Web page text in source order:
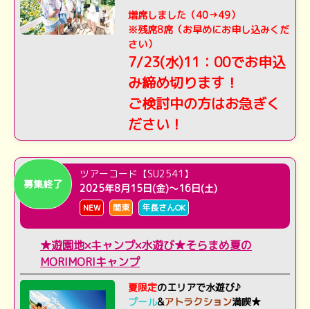
増席しました（40→49）
※残席8席（お早めにお申し込みくだ
さい）
7/23(水)11：00でお申込
み締め切ります！
ご検討中の方はお急ぎく
ださい！
募集終了
ツアーコード【SU2541】
2025年8月15日(金)～16日(土)
NEW 関東 年長さんOK
★遊園地×キャンプ×水遊び★そらまめ夏の
MORIMORIキャンプ
夏限定のエリアで水遊び♪
プール&アトラクション満喫★